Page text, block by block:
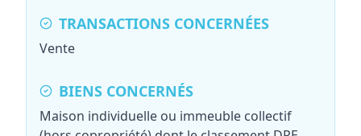
TRANSACTIONS CONCERNÉES
Vente
BIENS CONCERNÉS
Maison individuelle ou immeuble collectif